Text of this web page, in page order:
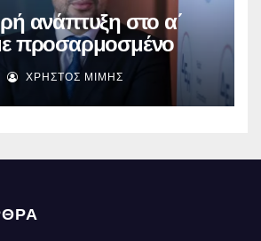
ανάπτυξη στο α΄
προσαρμοσμένο
€1,2 δισ.
ΧΡΉΣΤΟΣ ΜΊΜΗΣ